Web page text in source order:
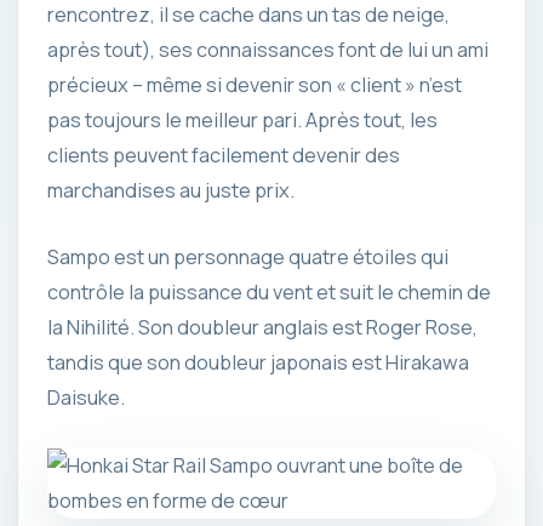
rencontrez, il se cache dans un tas de neige,
après tout), ses connaissances font de lui un ami
précieux – même si devenir son « client » n’est
pas toujours le meilleur pari. Après tout, les
clients peuvent facilement devenir des
marchandises au juste prix.
Sampo est un personnage quatre étoiles qui
contrôle la puissance du vent et suit le chemin de
la Nihilité. Son doubleur anglais est Roger Rose,
tandis que son doubleur japonais est Hirakawa
Daisuke.